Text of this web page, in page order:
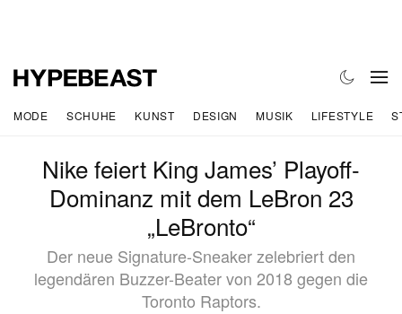
MODE SCHUHE KUNST DESIGN MUSIK LIFESTYLE
Nike feiert King James’ Playoff-
Dominanz mit dem LeBron 23
„LeBronto“
Der neue Signature-Sneaker zelebriert den
legendären Buzzer-Beater von 2018 gegen die
Toronto Raptors.